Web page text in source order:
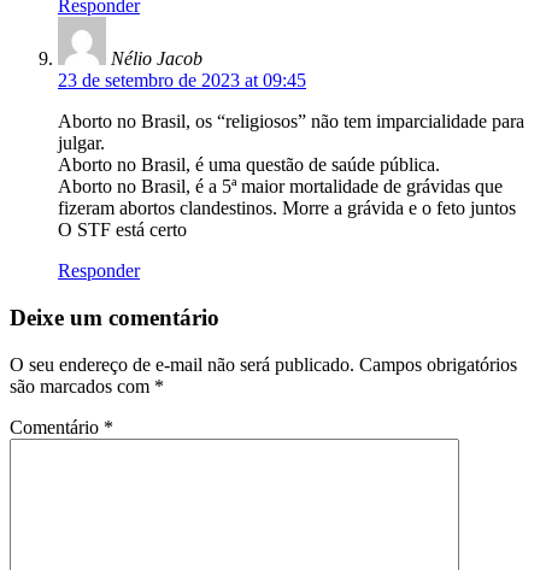
Responder
Nélio Jacob
23 de setembro de 2023 at 09:45
Aborto no Brasil, os “religiosos” não tem imparcialidade para
julgar.
Aborto no Brasil, é uma questão de saúde pública.
Aborto no Brasil, é a 5ª maior mortalidade de grávidas que
fizeram abortos clandestinos. Morre a grávida e o feto juntos
O STF está certo
Responder
Deixe um comentário
O seu endereço de e-mail não será publicado. Campos obrigatórios
são marcados com *
Comentário *